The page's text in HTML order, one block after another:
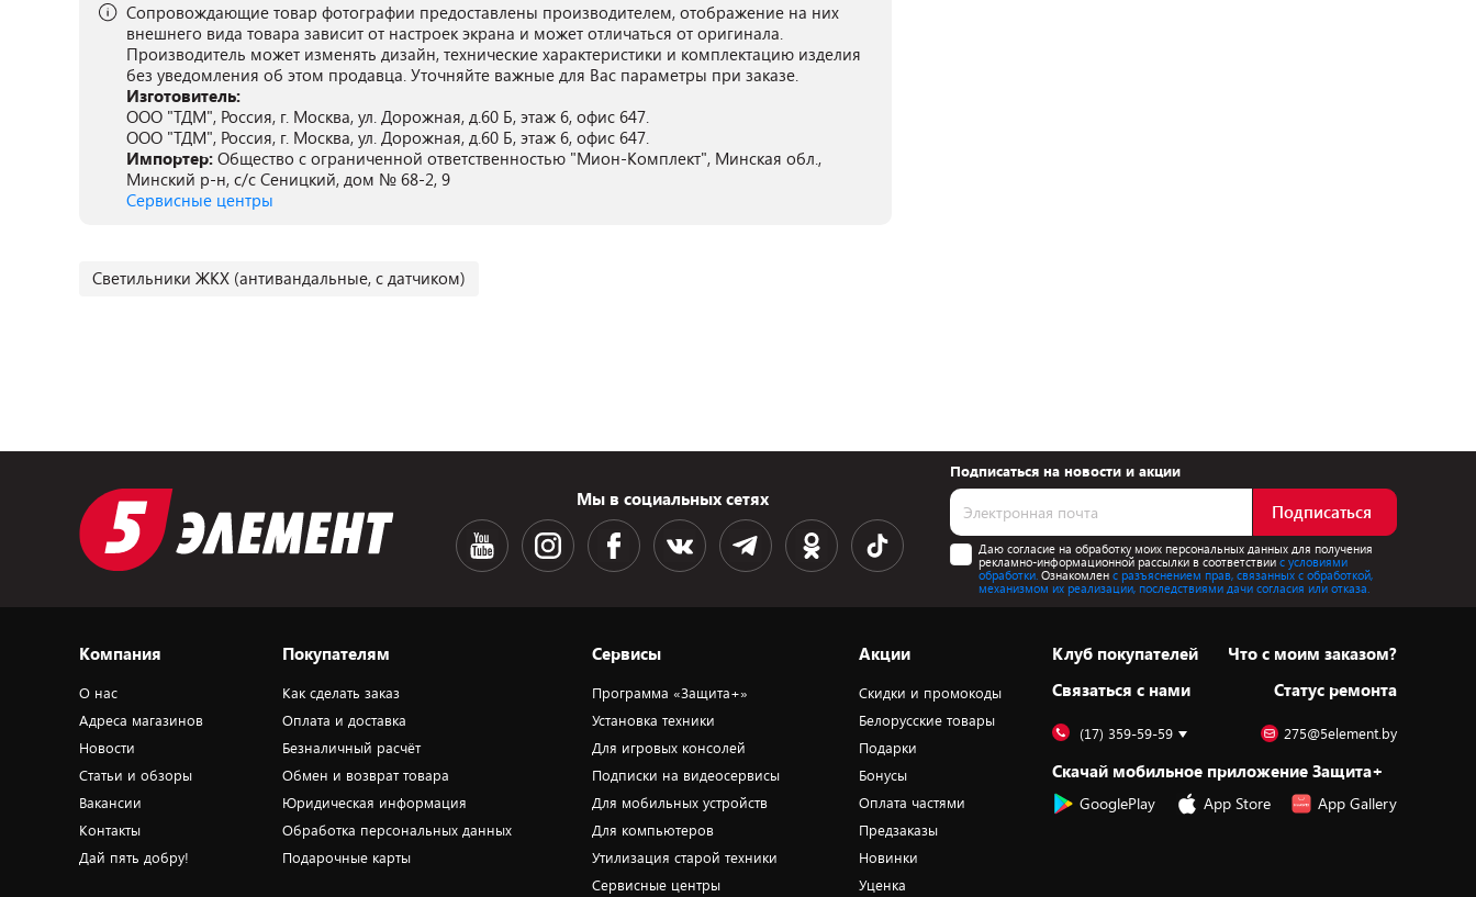
Сопровождающие товар фотографии предоставлены производителем, отображение на них
внешнего вида товара зависит от настроек экрана и может отличаться от оригинала.
Производитель может изменять дизайн, технические характеристики и комплектацию изделия
без уведомления об этом продавца. Уточняйте важные для Вас параметры при заказе.
Изготовитель:
ООО "ТДМ", Россия, г. Москва, ул. Дорожная, д.60 Б, этаж 6, офис 647.
ООО "ТДМ", Россия, г. Москва, ул. Дорожная, д.60 Б, этаж 6, офис 647.
Импортер: Общество с ограниченной ответственностью "Мион-Комплект", Минская обл.,
Минский р-н, с/с Сеницкий, дом № 68-2, 9
Сервисные центры
Светильники ЖКХ (антивандальные, с датчиком)
Мы в социальных сетях
Подписаться на новости и акции
Подписаться
Даю согласие на обработку моих персональных данных для получения
рекламно-информационной рассылки в соответствиис условиями
обработки. Ознакомлен с разъяснением прав, связанных с обработкой,
механизмом их реализации, последствиями дачи согласия или отказа.
Компания
О нас
Адреса магазинов
Новости
Статьи и обзоры
Вакансии
Контакты
Дай пять добру!
Покупателям
Как сделать заказ
Оплата и доставка
Безналичный расчёт
Обмен и возврат товара
Юридическая информация
Обработка персональных данных
Подарочные карты
Сервисы
Программа «Защита+»
Установка техники
Для игровых консолей
Подписки на видеосервисы
Для мобильных устройств
Для компьютеров
Утилизация старой техники
Сервисные центры
Акции
Скидки и промокоды
Белорусские товары
Подарки
Бонусы
Оплата частями
Предзаказы
Новинки
Уценка
Клуб покупателей
Cвязаться с нами
Что с моим заказом?
Статус ремонта
(17) 359-59-59 275@5element.by
Скачай мобильное приложение Защита+
GooglePlay App Store App Gallery